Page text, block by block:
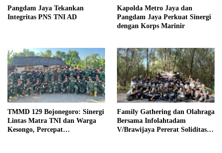
Pangdam Jaya Tekankan
Integritas PNS TNI AD
Kapolda Metro Jaya dan
Pangdam Jaya Perkuat Sinergi
dengan Korps Marinir
TMMD 129 Bojonegoro: Sinergi
Lintas Matra TNI dan Warga
Kesongo, Percepat
Family Gathering dan Olahraga
Bersama Infolahtadam
V/Brawijaya Pererat Soliditas